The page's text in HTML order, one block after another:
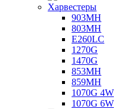
Харвестеры
903MH
803MH
E260LC
1270G
1470G
853MH
859MH
1070G 4W
1070G 6W